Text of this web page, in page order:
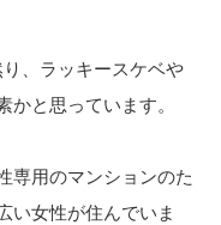
、ラッキースケベや
かと思っています。
専用のマンションのた
い女性が住んでいま